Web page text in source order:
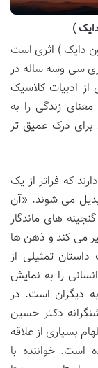
)
دایک ) اثری است
سی وسه ساله در
ادبیات کلاسیک
زندگی را به
درک عمیق تر
که فراتر از یک
می شوند. «آن
های ماندگار
می کند و ذهن ها
تمثیلی از
را به نمایش
دیگران است. در
دکتر حسین
بسیاری از علاقه
است. خواننده با